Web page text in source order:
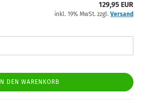
129,95 EUR
inkl. 19% MwSt. zzgl. Versand
IN DEN WARENKORB